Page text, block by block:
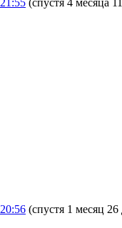
(спустя 1 месяц 26